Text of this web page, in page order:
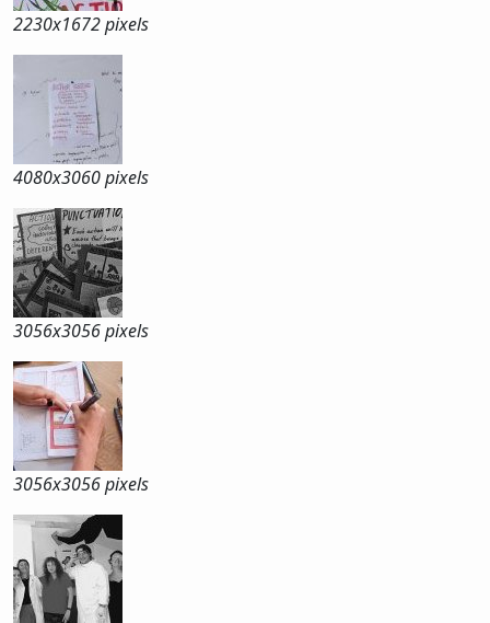
2230x1672 pixels
4080x3060 pixels
3056x3056 pixels
3056x3056 pixels